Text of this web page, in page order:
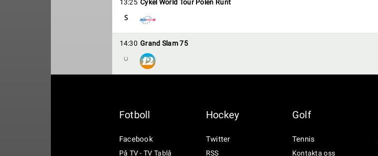
13:25 Cykel World Tour Polen Runt
14:30 Grand Slam 75
Fotboll Hockey Golf
Facebook Twitter Tennis
På TV - TV Tablå RSS Kontakta oss